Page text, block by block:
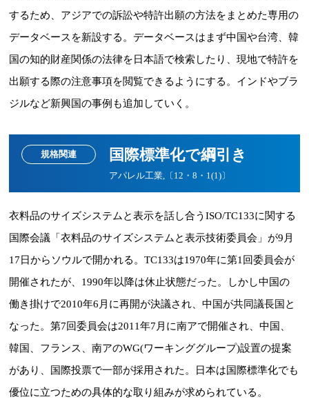
するため、アジアでの訴訟や特許出願の方法をまとめた専用の
データベースを新設する。データベースはまず中国や台湾、韓
国の知的財産関係の法律を日本語で検索したり、現地で特許を
出願する際の注意事項を閲覧できるようにする。インドやブラ
ジルなど新興国の事例も追加していく。
規格関連 国際標準化で綱引き
アパレル工業,〔12・8・1(1)〕
衣料品のサイズシステムと表示を話し合うISO/TC133に関する
国際会議「衣料品のサイズシステムと表示技術委員会」が9月
17日からソウルで開かれる。TC133は1970年に第1回委員会が
開催されたが、1990年以降は休止状態だった。しかし中国の
働き掛けで2010年6月に再開が決議され、中国が共同議長国と
なった。第7回委員会は2011年7月に南アで開催され、中国、
韓国、フランス、南アのWG(ワーキンググループ)設置の提案
があり、国際投票で一部が採用された。日本は国際標準化でも
優位に立つための具体的な取り組みが求められている。